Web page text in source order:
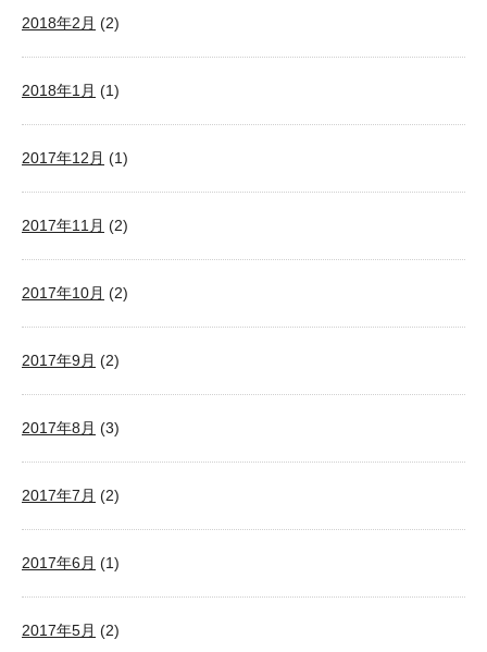
2018年2月 (2)
2018年1月 (1)
2017年12月 (1)
2017年11月 (2)
2017年10月 (2)
2017年9月 (2)
2017年8月 (3)
2017年7月 (2)
2017年6月 (1)
2017年5月 (2)